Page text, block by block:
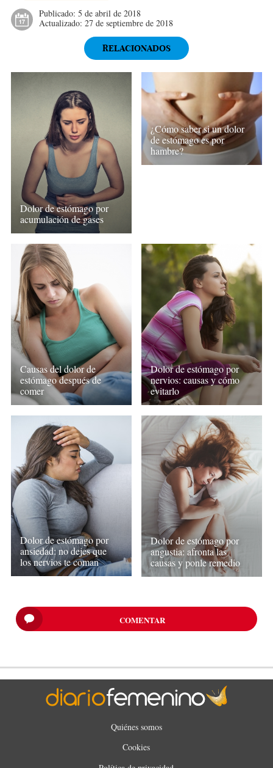
Publicado: 5 de abril de 2018
Actualizado: 27 de septiembre de 2018
RELACIONADOS
Dolor de estómago por
acumulación de gases
¿Cómo saber si un dolor
de estómago es por
hambre?
Causas del dolor de
estómago después de
comer
Dolor de estómago por
nervios: causas y cómo
evitarlo
Dolor de estómago por
ansiedad: no dejes que
los nervios te coman
Dolor de estómago por
angustia: afronta las
causas y ponle remedio
COMENTAR
Quiénes somos
Cookies